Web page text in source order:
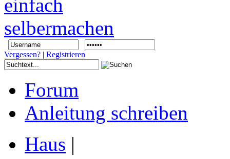
Vergessen? | Registrieren
Forum
Anleitung schreiben
Haus |